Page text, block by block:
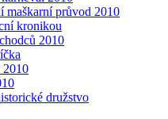
maškarní průvod 2010
kronikou
2010
2010
družstvo